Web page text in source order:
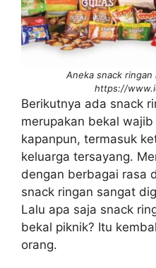
Aneka snack ringan
https://
Berikutnya ada snack
merupakan bekal
kapanpun, termasuk
keluarga tersayang.
dengan berbagai rasa
snack ringan sangat
Lalu apa saja snack
bekal piknik? Itu
orang.